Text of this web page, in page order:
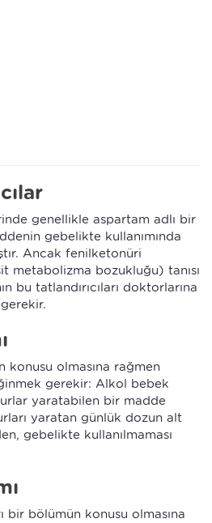
genellikle aspartam adlı bir
gebelikte kullanımında
Ancak fenilketonüri
metabolizma bozukluğu) tanısı
bu tatlandırıcıları doktorlarına
olmasına rağmen
gerekir: Alkol bebek
yaratabilen bir madde
yaratan günlük dozun alt
gebelikte kullanılmaması
bir bölümün konusu olmasına